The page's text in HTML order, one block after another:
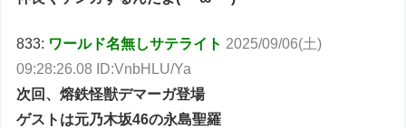
833: ワールド名無しサテライト 2025/09/06(土)
09:28:26.08 ID:VnbHLU/Ya
次回、熔鉄怪獣デマーガ登場
ゲストは元乃木坂46の永島聖羅